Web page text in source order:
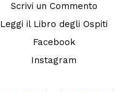
Scrivi un Commento
Leggi il Libro degli Ospiti
Facebook
Instagram